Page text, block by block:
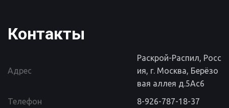
Контакты
Адрес
Раскрой-Распил, Росс
ия, г. Москва, Берёзо
вая аллея д.5Ас6
Телефон
8-926-787-18-37